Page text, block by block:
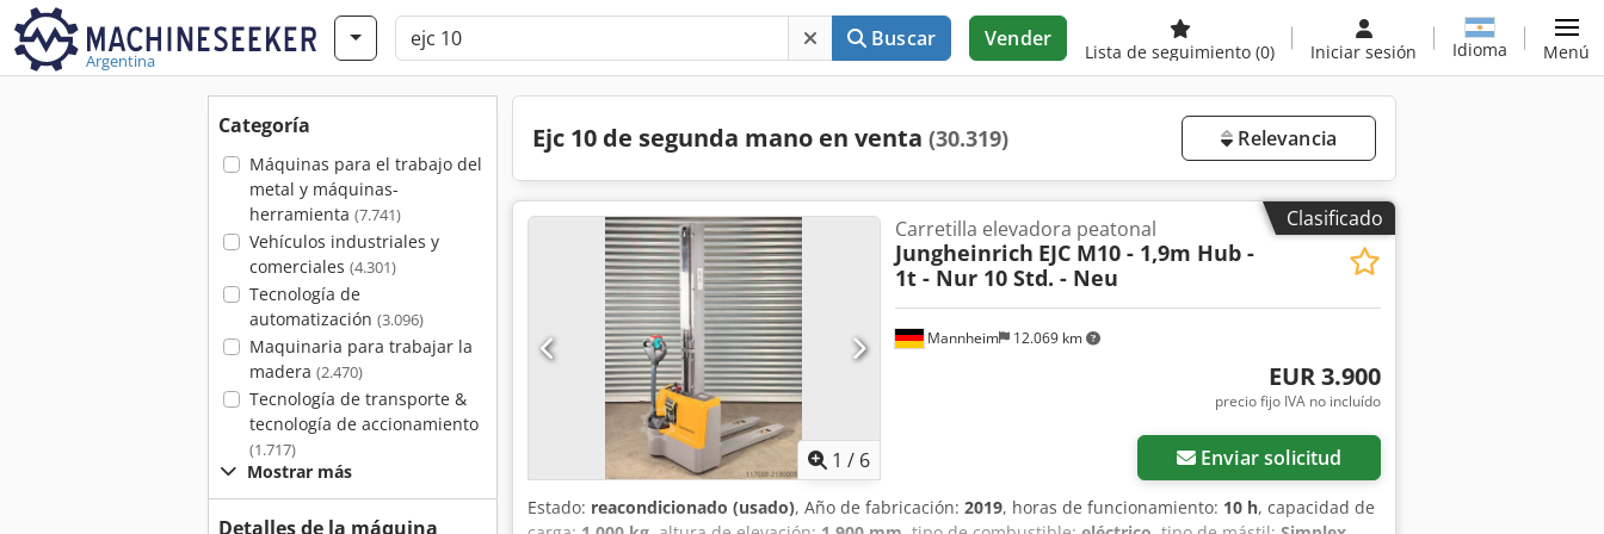
Argentina
Buscar Vender
Lista de seguimiento (0) Iniciar sesión Idioma Menú
Categoría
Máquinas para el trabajo del
metal y máquinas-
herramienta (7.741)
Vehículos industriales y
comerciales (4.301)
Tecnología de
automatización (3.096)
Maquinaria para trabajar la
madera (2.470)
Tecnología de transporte &
tecnología de accionamiento
(1.717)
Mostrar más
Detalles de la máquina
Ejc 10 de segunda mano en venta (30.319) Relevancia
Clasificado
1 / 6
Mannheim 12.069 km
Carretilla elevadora peatonal
Jungheinrich EJC M10 - 1,9m Hub -
1t - Nur 10 Std. - Neu
EUR 3.900
precio fijo IVA no incluído
Enviar solicitud
Estado: reacondicionado (usado), Año de fabricación: 2019, horas de funcionamiento: 10 h, capacidad de